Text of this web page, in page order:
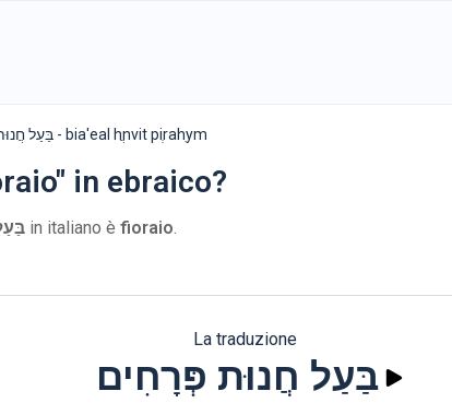
בַּעַל חֲנוּת פְּרָחִים - bia'eal hֲnvit piְrahִym
in ebraico?
in italiano è fioraio.
La traduzione
בַּעַל חֲנוּת פְּרָחִים